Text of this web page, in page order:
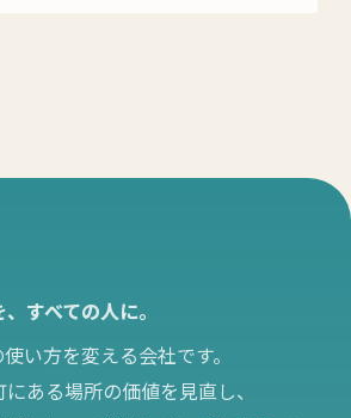
すべての人に。
い方を変える会社です。
ある場所の価値を見直し、